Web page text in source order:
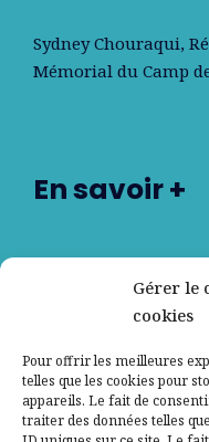
Gérer le
cookies
Pour offrir les meilleures
telles que les cookies pour
appareils. Le fait de
traiter des données telles
Sydney Chouraqui,
Mémorial du Camp
En savoir +
Nos partenaires
Contactez-nous